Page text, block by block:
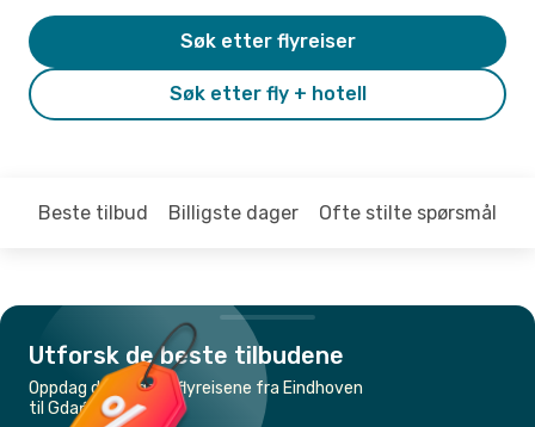
Søk etter fly + hotell
Søk etter flyreiser
Beste tilbud Billigste dager Ofte stilte spørsmål
Utforsk de beste tilbudene
Oppdag de billigste flyreisene fra Eindhoven
til Gdańsk